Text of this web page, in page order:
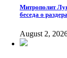
Митрополит
беседа о
August 2,